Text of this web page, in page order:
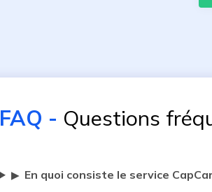
FAQ - Questions
▶ En quoi consiste le service